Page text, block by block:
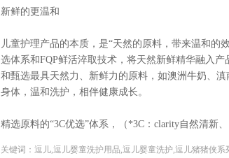
新鲜的更温和
儿童护理产品的本质，是“天然的原料，带来温和的
选体系和FQP鲜活淬取技术，将天然新鲜精华融入
和甄选最具天然力、新鲜力的原料，如澳洲牛奶、
身体，温和洗护，相伴健康成长。
精选原料的“3C优选”体系，（*3C：clarity自然清新
关键词：逗儿,逗儿婴童洗护用品,逗儿婴童洗护,逗儿猪猪侠系